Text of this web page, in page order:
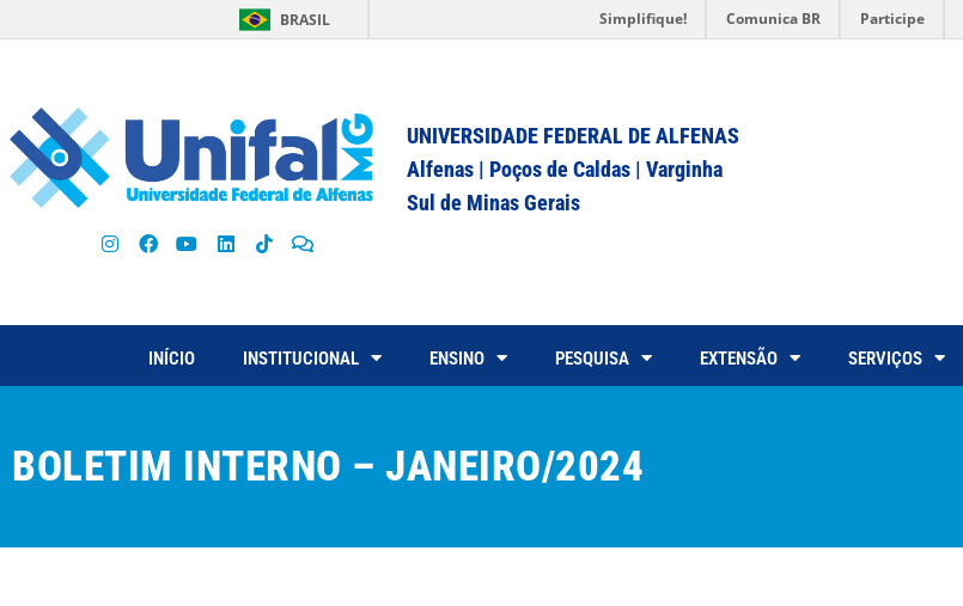
BRASIL Simplifique! Comunica BR Participe
UNIVERSIDADE FEDERAL DE ALFENAS
Alfenas | Poços de Caldas | Varginha
Sul de Minas Gerais
INÍCIO INSTITUCIONAL ENSINO PESQUISA EXTENSÃO SERVIÇOS
BOLETIM INTERNO – JANEIRO/2024